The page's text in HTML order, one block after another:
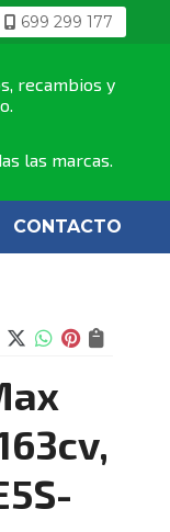
699 299 177
recambios y
las marcas.
CONTACTO